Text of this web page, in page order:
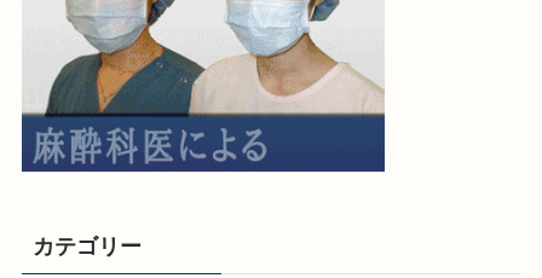
カテゴリー